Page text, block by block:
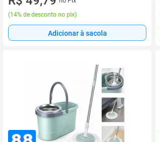
(14% de desconto no pix)
Adicionar à sacola